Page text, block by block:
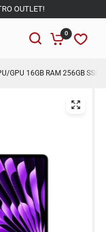
OUTLET!
0
GPU 16GB RAM 256GB SSD